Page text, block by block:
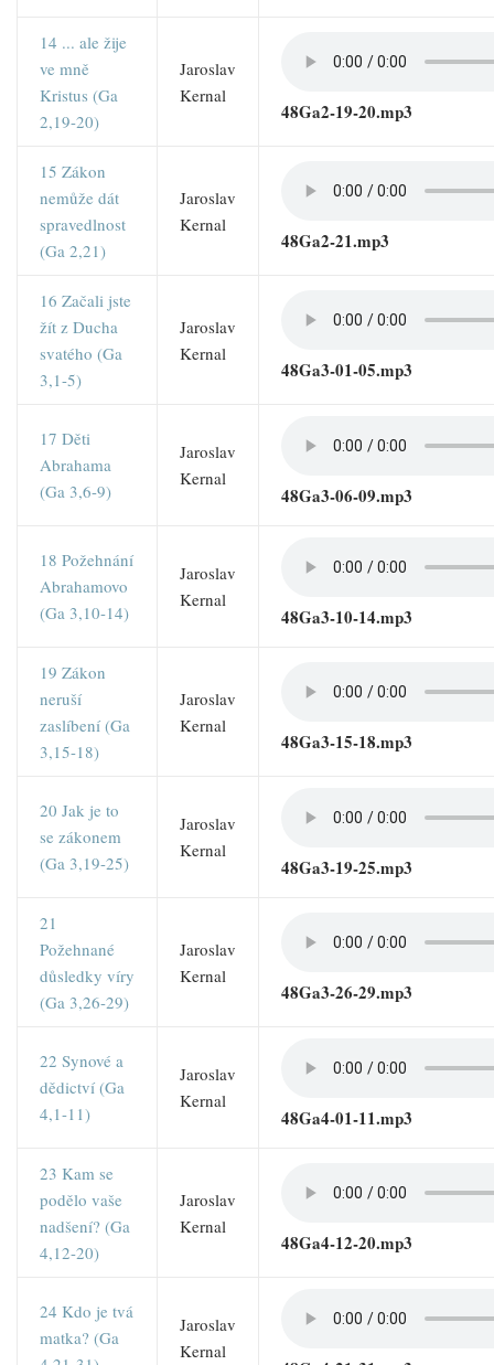
14 ... ale žije
ve mně
Kristus (Ga
2,19-20)
Jaroslav
Kernal
48Ga2-19-20.mp3
15 Zákon
nemůže dát
spravedlnost
(Ga 2,21)
Jaroslav
Kernal
48Ga2-21.mp3
16 Začali jste
žít z Ducha
svatého (Ga
3,1-5)
Jaroslav
Kernal
48Ga3-01-05.mp3
17 Děti
Abrahama
(Ga 3,6-9)
Jaroslav
Kernal
48Ga3-06-09.mp3
18 Požehnání
Abrahamovo
(Ga 3,10-14)
Jaroslav
Kernal
48Ga3-10-14.mp3
19 Zákon
neruší
zaslíbení (Ga
3,15-18)
Jaroslav
Kernal
48Ga3-15-18.mp3
20 Jak je to
se zákonem
(Ga 3,19-25)
Jaroslav
Kernal
48Ga3-19-25.mp3
21
Požehnané
důsledky víry
(Ga 3,26-29)
Jaroslav
Kernal
48Ga3-26-29.mp3
22 Synové a
dědictví (Ga
4,1-11)
Jaroslav
Kernal
48Ga4-01-11.mp3
23 Kam se
podělo vaše
nadšení? (Ga
4,12-20)
Jaroslav
Kernal
48Ga4-12-20.mp3
24 Kdo je tvá
matka? (Ga
Jaroslav
Kernal